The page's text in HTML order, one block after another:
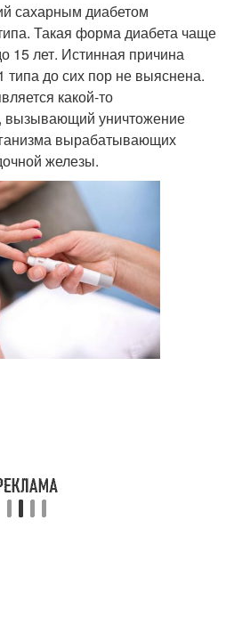
сахарным диабетом
Такая форма диабета чаще
15 лет. Истинная причина
типа до сих пор не выяснена.
какой-то
вызывающий уничтожение
вырабатывающих
железы.